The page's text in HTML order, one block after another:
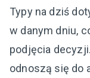
Typy na dziś
w danym dniu,
podjęcia
odnoszą się do